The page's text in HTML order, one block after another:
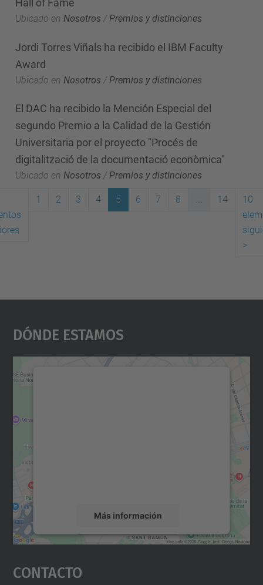
Hall of Fame
Ubicado en Nosotros /Premios y distinciones
Jordi Torres Viñals ha recibido el IBM Faculty
Award
Ubicado en Nosotros / Premios y distinciones
El DAC ha recibido la Mención Especial del
segundo Premio a la Calidad de la Gestión
Universitaria por el proyecto "Procés de
digitalització de la documentació econòmica"
Ubicado en Nosotros /Premios y distinciones
1 2 3 4 5 6 7 8 ... 14
10
>
Dónde Estamos
Más información
Aceptar
powered by
Contacto